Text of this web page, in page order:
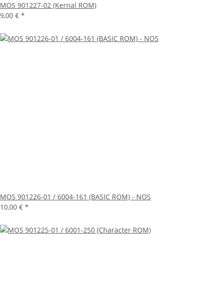
MOS 901227-02 (Kernal ROM)
9,00 € *
MOS 901226-01 / 6004-161 (BASIC ROM) - NOS
10,00 € *